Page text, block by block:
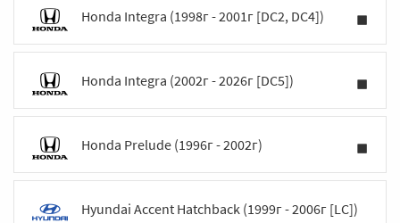
Honda Integra (1998г - 2001г [DC2, DC4])
Honda Integra (2002г - 2026г [DC5])
Honda Prelude (1996г - 2002г)
Hyundai Accent Hatchback (1999г - 2006г [LC])